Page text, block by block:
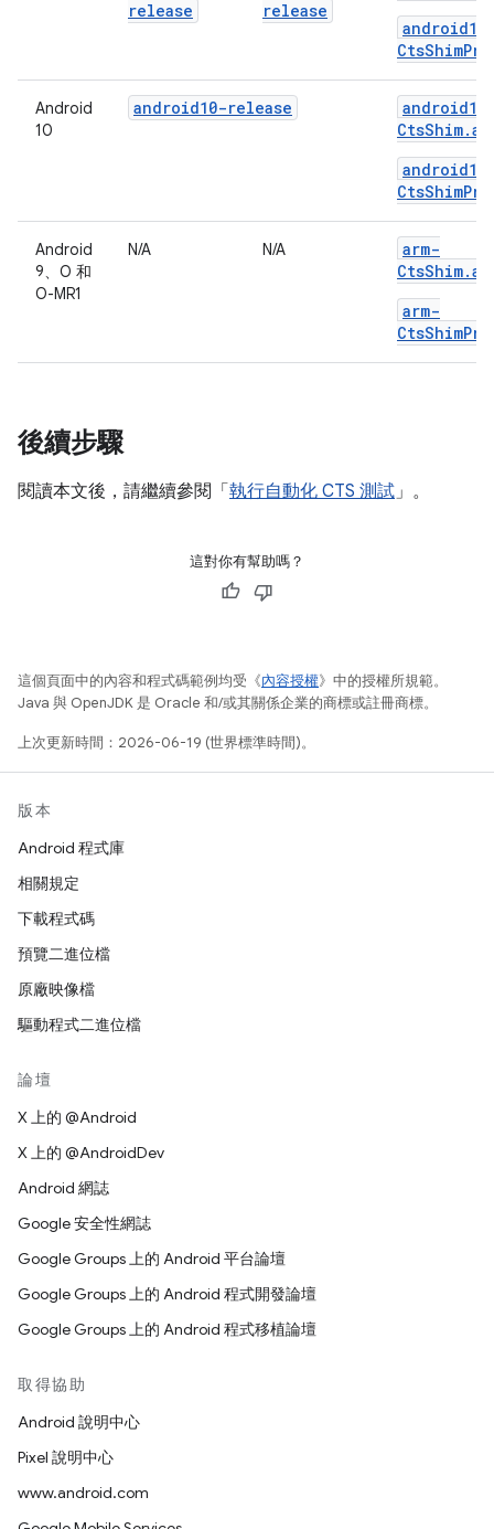
release
release
Android
10
android10-release
Android
9、O 和
O-MR1
N/A N/A
arm-
arm-
後續步驟
閱讀本文後，請繼續參閱「 執行自動化 CTS 測試」。
這對你有幫助嗎？
這個頁面中的內容和程式碼範例均受《內容授權》中的授權所規範。
Java 與 OpenJDK 是 Oracle 和/或其關係企業的商標或註冊商標。
上次更新時間：2026-06-19 (世界標準時間)。
版本
Android 程式庫
相關規定
下載程式碼
預覽二進位檔
原廠映像檔
驅動程式二進位檔
論壇
X 上的 @Android
X 上的 @AndroidDev
Android 網誌
Google 安全性網誌
Google Groups 上的 Android 平台論壇
Google Groups 上的 Android 程式開發論壇
Google Groups 上的 Android 程式移植論壇
取得協助
Android 說明中心
Pixel 說明中心
www.android.com